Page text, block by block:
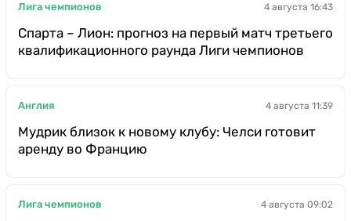
Лига чемпионов 4 августа 16:43
Спарта – Лион: прогноз на первый матч третьего
квалификационного раунда Лиги чемпионов
Англия 4 августа 11:39
Мудрик близок к новому клубу: Челси готовит
аренду во Францию
Лига чемпионов 4 августа 09:02